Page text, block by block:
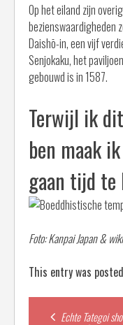
Op het eiland zijn
bezienswaardigheden
Daishō-in, een vijf
Senjokaku, het
gebouwd is in 1587.
Terwijl ik
ben maak
gaan tijd
Foto: Kanpai Japan &
This entry was
PostEchte Tategoi